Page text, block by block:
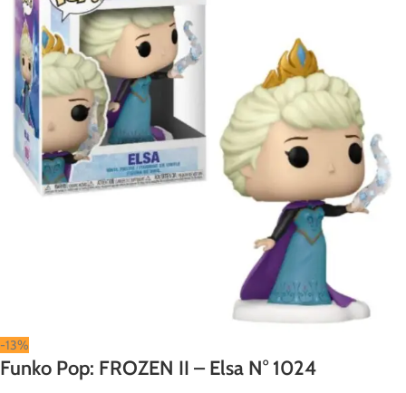
-13%
Funko Pop: FROZEN II – Elsa N° 1024